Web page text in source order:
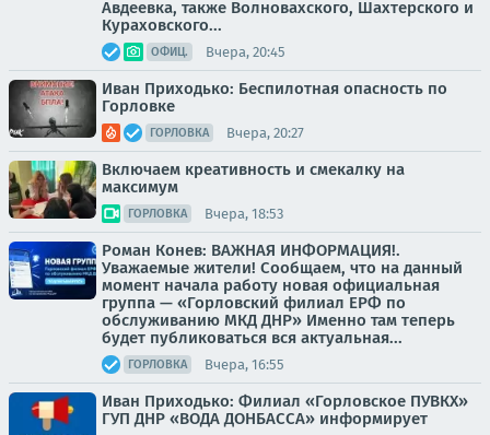
Авдеевка, также Волновахского, Шахтерского и
Кураховского...
ОФИЦ. Вчера, 20:45
Иван Приходько: Беспилотная опасность по
Горловке
ГОРЛОВКА Вчера, 20:27
Включаем креативность и смекалку на
максимум
ГОРЛОВКА Вчера, 18:53
Роман Конев: ВАЖНАЯ ИНФОРМАЦИЯ!.
Уважаемые жители! Сообщаем, что на данный
момент начала работу новая официальная
группа — «Горловский филиал ЕРФ по
обслуживанию МКД ДНР» Именно там теперь
будет публиковаться вся актуальная...
ГОРЛОВКА Вчера, 16:55
Иван Приходько: Филиал «Горловское ПУВКХ»
ГУП ДНР «ВОДА ДОНБАССА» информирует